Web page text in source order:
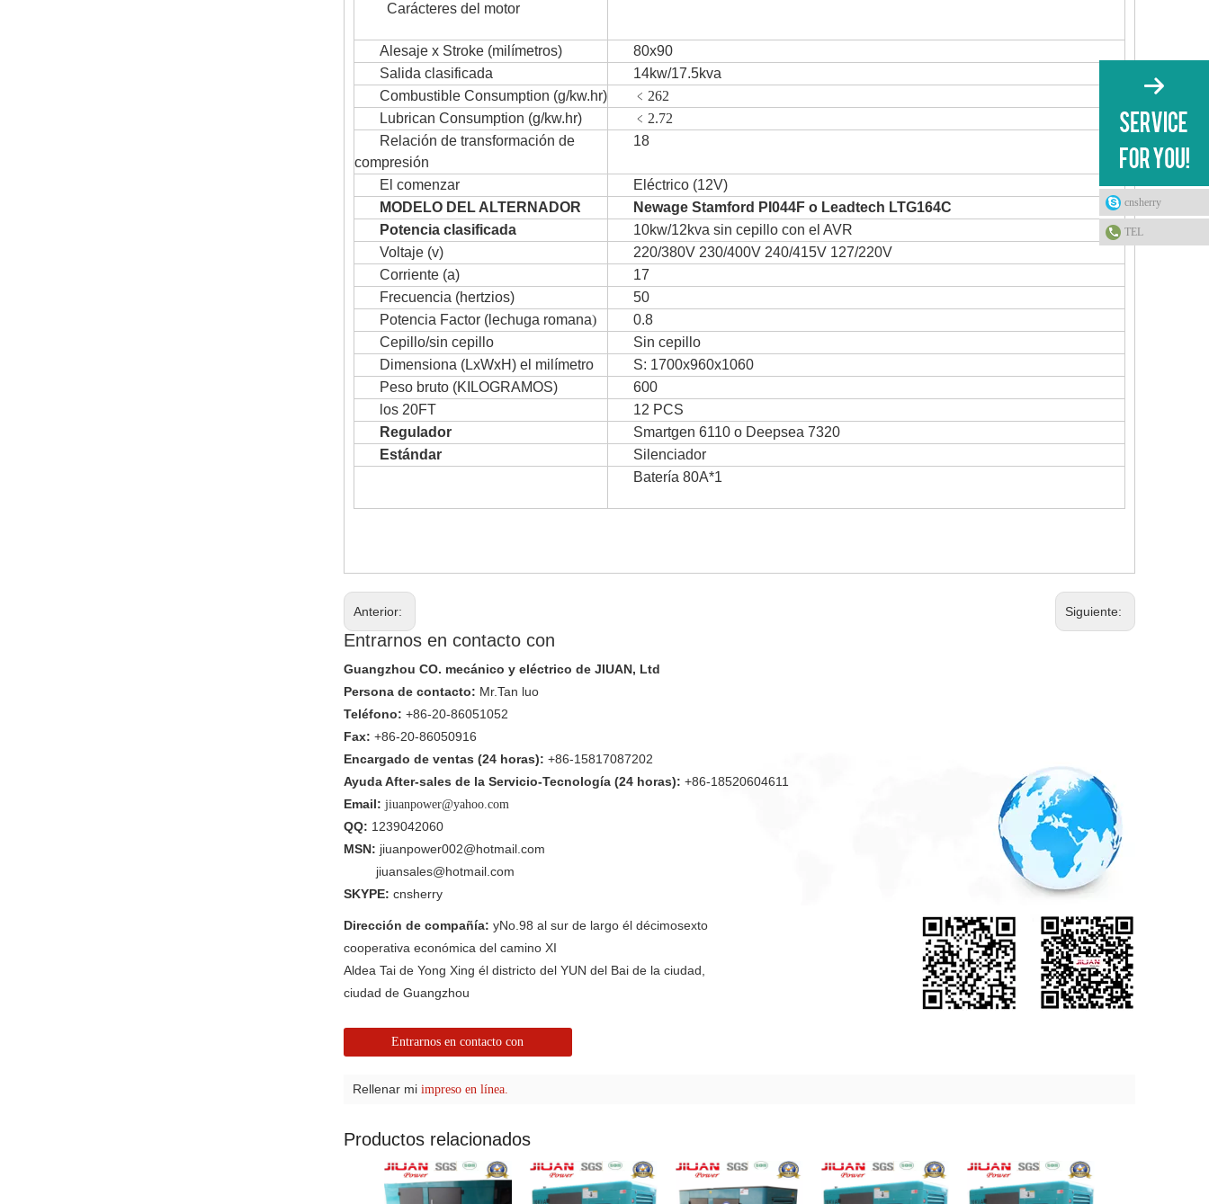
cnsherry
TEL
Carácteres del motor
Alesaje x Stroke (milímetros)
80x90
Salida clasificada
14kw/17.5kva
Combustible Consumption (g/kw.hr)
﹤262
Lubrican Consumption (g/kw.hr)
﹤2.72
Relación de transformación de
compresión
18
El comenzar
Eléctrico (12V)
MODELO DEL ALTERNADOR
Newage Stamford PI044F o Leadtech LTG164C
Potencia clasificada
10kw/12kva sin cepillo con el AVR
Voltaje (v)
220/380V 230/400V 240/415V 127/220V
Corriente (a)
17
Frecuencia (hertzios)
50
Potencia Factor (lechuga romana)
0.8
Cepillo/sin cepillo
Sin cepillo
Dimensiona (LxWxH) el milímetro
S: 1700x960x1060
Peso bruto (KILOGRAMOS)
600
los 20FT
12 PCS
Regulador
Smartgen 6110 o Deepsea 7320
Estándar
Silenciador
Batería 80A*1
Anterior: Siguiente:
Entrarnos en contacto con
Guangzhou CO. mecánico y eléctrico de JIUAN, Ltd
Persona de contacto: Mr.Tan luo
Teléfono: +86-20-86051052
Fax: +86-20-86050916
Encargado de ventas (24 horas): +86-15817087202
Ayuda After-sales de la Servicio-Tecnología (24 horas): +86-18520604611
Email: jiuanpower@yahoo.com
QQ: 1239042060
MSN: jiuanpower002@hotmail.com
jiuansales@hotmail.com
SKYPE: cnsherry
Dirección de compañía: yNo.98 al sur de largo él décimosexto
cooperativa económica del camino XI
Aldea Tai de Yong Xing él districto del YUN del Bai de la ciudad,
ciudad de Guangzhou
Entrarnos en contacto con
Rellenar mi impreso en línea.
Productos relacionados